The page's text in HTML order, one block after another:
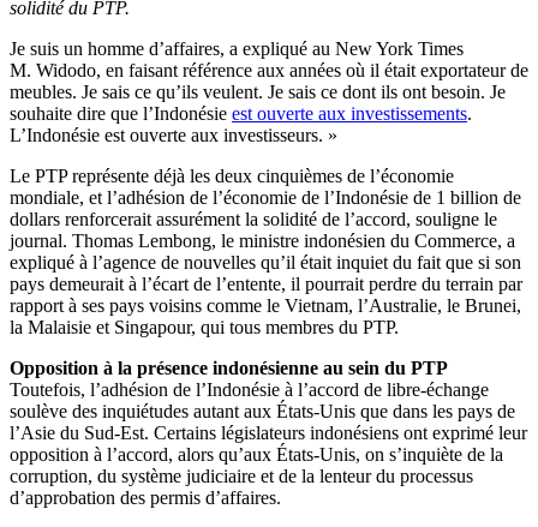
solidité du PTP.
Je suis un homme d’affaires, a expliqué au New York Times
M. Widodo, en faisant référence aux années où il était exportateur de
meubles. Je sais ce qu’ils veulent. Je sais ce dont ils ont besoin. Je
souhaite dire que l’Indonésie est ouverte aux investissements.
L’Indonésie est ouverte aux investisseurs. »
Le PTP représente déjà les deux cinquièmes de l’économie
mondiale, et l’adhésion de l’économie de l’Indonésie de 1 billion de
dollars renforcerait assurément la solidité de l’accord, souligne le
journal. Thomas Lembong, le ministre indonésien du Commerce, a
expliqué à l’agence de nouvelles qu’il était inquiet du fait que si son
pays demeurait à l’écart de l’entente, il pourrait perdre du terrain par
rapport à ses pays voisins comme le Vietnam, l’Australie, le Brunei,
la Malaisie et Singapour, qui tous membres du PTP.
Opposition à la présence indonésienne au sein du PTP
Toutefois, l’adhésion de l’Indonésie à l’accord de libre-échange
soulève des inquiétudes autant aux États-Unis que dans les pays de
l’Asie du Sud-Est. Certains législateurs indonésiens ont exprimé leur
opposition à l’accord, alors qu’aux États-Unis, on s’inquiète de la
corruption, du système judiciaire et de la lenteur du processus
d’approbation des permis d’affaires.